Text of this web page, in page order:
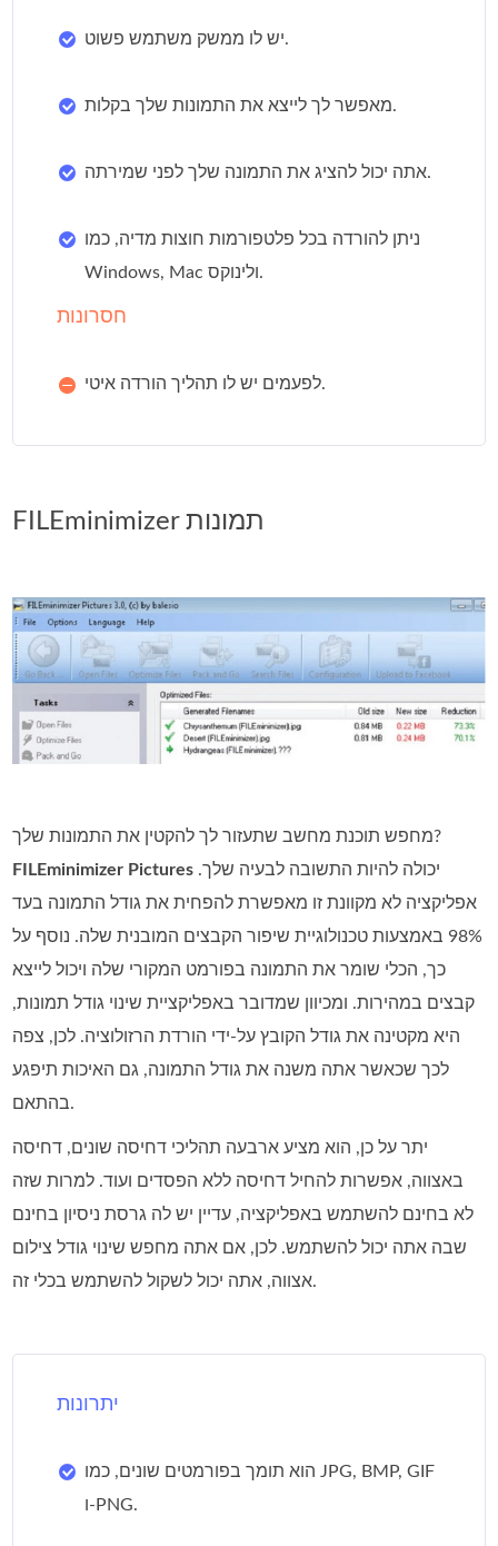
יש לו ממשק משתמש פשוט.
מאפשר לך לייצא את התמונות שלך בקלות.
אתה יכול להציג את התמונה שלך לפני שמירתה.
ניתן להורדה בכל פלטפורמות חוצות מדיה, כמו
Windows, Mac ולינוקס.
חסרונות
לפעמים יש לו תהליך הורדה איטי.
FILEminimizer תמונות
מחפש תוכנת מחשב שתעזור לך להקטין את התמונות שלך?
FILEminimizer Pictures
אפליקציה לא מקוונת זו מאפשרת להפחית את גודל התמונה בעד
98% באמצעות טכנולוגיית שיפור הקבצים המובנית שלה. נוסף על
כך, הכלי שומר את התמונה בפורמט המקורי שלה ויכול לייצא
קבצים במהירות. ומכיוון שמדובר באפליקציית שינוי גודל תמונות,
היא מקטינה את גודל הקובץ על‑ידי הורדת הרזולוציה. לכן, צפה
לכך שכאשר אתה משנה את גודל התמונה, גם האיכות תיפגע
בהתאם.
יתר על כן, הוא מציע ארבעה תהליכי דחיסה שונים, דחיסה
באצווה, אפשרות להחיל דחיסה ללא הפסדים ועוד. למרות שזה
לא בחינם להשתמש באפליקציה, עדיין יש לה גרסת ניסיון בחינם
שבה אתה יכול להשתמש. לכן, אם אתה מחפש שינוי גודל צילום
אצווה, אתה יכול לשקול להשתמש בכלי זה.
יתרונות
הוא תומך בפורמטים שונים, כמו JPG, BMP, GIF
ו-PNG.